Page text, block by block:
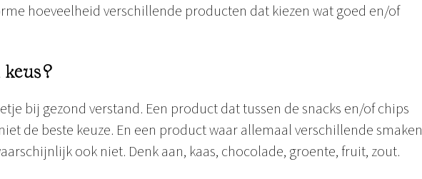
hoeveelheid verschillende producten dat kiezen wat goed en/of
keus?
bij gezond verstand. Een product dat tussen de snacks en/of chips
de beste keuze. En een product waar allemaal verschillende smaken
ook niet. Denk aan, kaas, chocolade, groente, fruit, zout.